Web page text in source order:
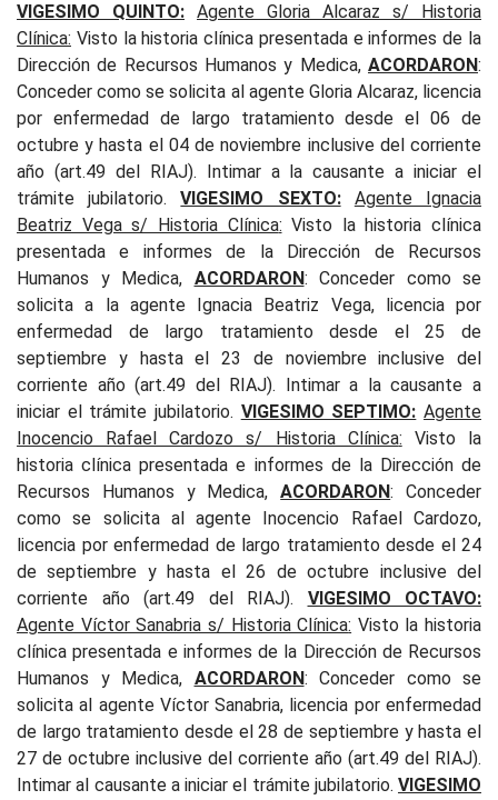
VIGESIMO QUINTO: Agente Gloria Alcaraz s/ Historia
Clínica: Visto la historia clínica presentada e informes de la
Dirección de Recursos Humanos y Medica, ACORDARON:
Conceder como se solicita al agente Gloria Alcaraz, licencia
por enfermedad de largo tratamiento desde el 06 de
octubre y hasta el 04 de noviembre inclusive del corriente
año (art.49 del RIAJ). Intimar a la causante a iniciar el
trámite jubilatorio.VIGESIMO SEXTO:
Agente Ignacia
Beatriz Vega s/ Historia Clínica: Visto la historia clínica
presentada e informes de la Dirección de Recursos
Humanos y Medica, ACORDARON: Conceder como se
solicita a la agente Ignacia Beatriz Vega, licencia por
enfermedad de largo tratamiento desde el 25 de
septiembre y hasta el 23 de noviembre inclusive del
corriente año (art.49 del RIAJ). Intimar a la causante a
iniciar el trámite jubilatorio. VIGESIMO SEPTIMO: Agente
Inocencio Rafael Cardozo s/ Historia Clínica: Visto la
historia clínica presentada e informes de la Dirección de
Recursos Humanos y Medica,ACORDARON: Conceder
como se solicita al agente Inocencio Rafael Cardozo,
licencia por enfermedad de largo tratamiento desde el 24
de septiembre y hasta el 26 de octubre inclusive del
corriente año (art.49 del RIAJ). VIGESIMO OCTAVO:
Agente Víctor Sanabria s/ Historia Clínica: Visto la historia
clínica presentada e informes de la Dirección de Recursos
Humanos y Medica, ACORDARON: Conceder como se
solicita al agente Víctor Sanabria, licencia por enfermedad
de largo tratamiento desde el 28 de septiembre y hasta el
27 de octubre inclusive del corriente año (art.49 del RIAJ).
Intimar al causante a iniciar el trámite jubilatorio. VIGESIMO